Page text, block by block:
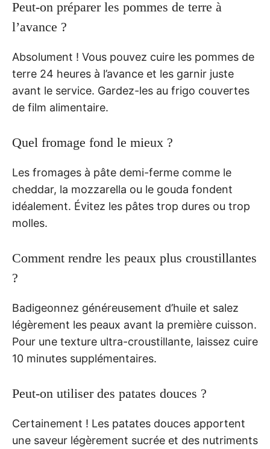
Peut-on préparer les pommes de terre à
l’avance ?
Absolument ! Vous pouvez cuire les pommes de
terre 24 heures à l’avance et les garnir juste
avant le service. Gardez-les au frigo couvertes
de film alimentaire.
Quel fromage fond le mieux ?
Les fromages à pâte demi-ferme comme le
cheddar, la mozzarella ou le gouda fondent
idéalement. Évitez les pâtes trop dures ou trop
molles.
Comment rendre les peaux plus croustillantes
?
Badigeonnez généreusement d’huile et salez
légèrement les peaux avant la première cuisson.
Pour une texture ultra-croustillante, laissez cuire
10 minutes supplémentaires.
Peut-on utiliser des patates douces ?
Certainement ! Les patates douces apportent
une saveur légèrement sucrée et des nutriments